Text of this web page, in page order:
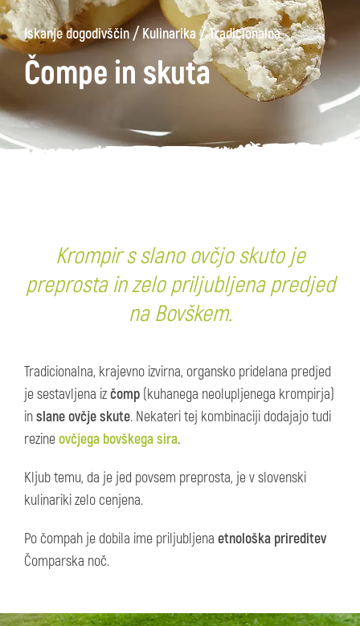
Iskanje dogodivščin/Kulinarika/Tradicionalna
Čompe in skuta
Krompir s slano ovčjo skuto je
preprosta in zelo priljubljena predjed
na Bovškem.
Tradicionalna, krajevno izvirna, organsko pridelana predjed
je sestavljena izčomp (kuhanega neolupljenega krompirja)
inslane ovčje skute. Nekateri tej kombinaciji dodajajo tudi
rezineovčjega bovškega sira.
Kljub temu, da je jed povsem preprosta, je v slovenski
kulinariki zelo cenjena.
Po čompah je dobila ime priljubljena etnološka prireditev
Čomparska noč.